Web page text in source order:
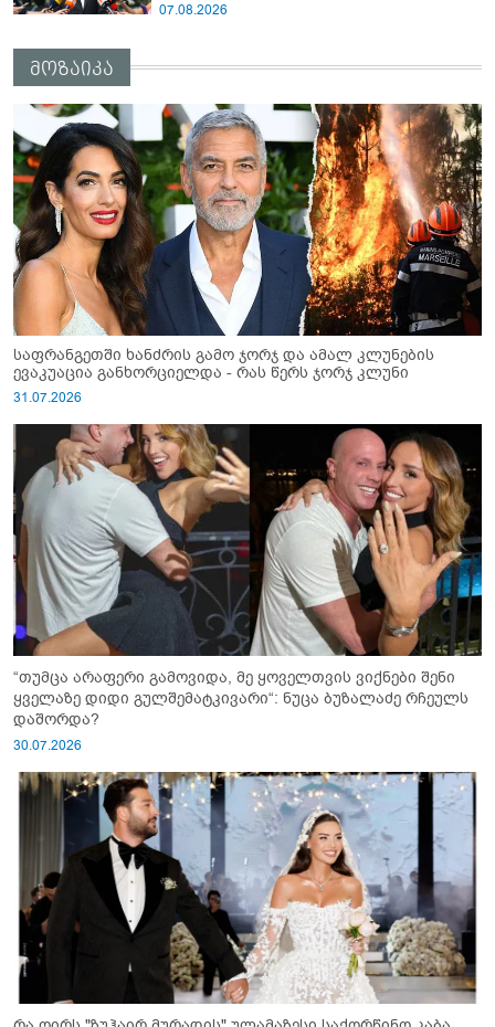
აგვისტოს ომში“ - ირაკლი
07.08.2026
მოზაიკა
საფრანგეთში ხანძრის გამო ჯორჯ და ამალ კლუნების
ევაკუაცია განხორციელდა - რას წერს ჯორჯ კლუნი
31.07.2026
“თუმცა არაფერი გამოვიდა, მე ყოველთვის ვიქნები შენი
ყველაზე დიდი გულშემატკივარი“: ნუცა ბუზალაძე რჩეულს
დაშორდა?
30.07.2026